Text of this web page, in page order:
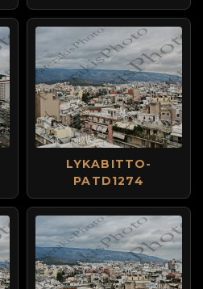
LYKABITTO-
PATD1274